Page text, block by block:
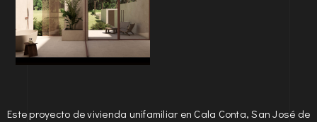
Este proyecto de vivienda unifamiliar en Cala Conta, San José de